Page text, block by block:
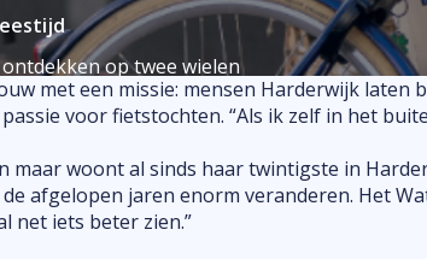
op twee wielen
met een missie: mensen Harderwijk
voor fietstochten. “Als ik zelf in het
maar woont al sinds haar twintigste in
de afgelopen jaren enorm veranderen. Het
net iets beter zien.”